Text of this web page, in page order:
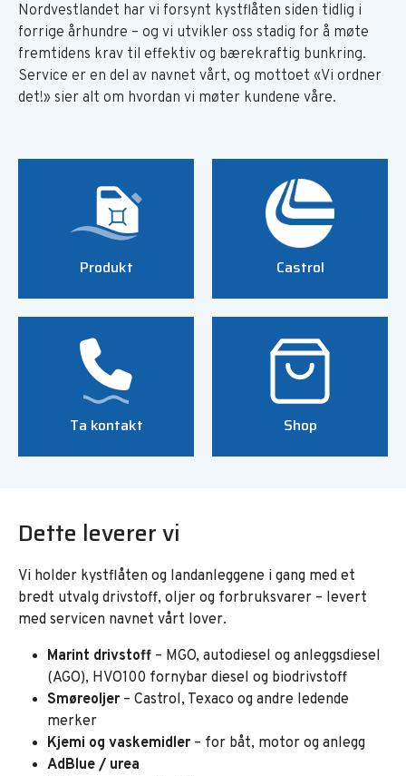
Nordvestlandet har vi forsynt kystflåten siden tidlig i
forrige århundre – og vi utvikler oss stadig for å møte
fremtidens krav til effektiv og bærekraftig bunkring.
Service er en del av navnet vårt, og mottoet «Vi ordner
det!» sier alt om hvordan vi møter kundene våre.
Produkt Castrol
Ta kontakt Shop
Dette leverer vi
Vi holder kystflåten og landanleggene i gang med et
bredt utvalg drivstoff, oljer og forbruksvarer – levert
med servicen navnet vårt lover.
Marint drivstoff – MGO, autodiesel og anleggsdiesel
(AGO), HVO100 fornybar diesel og biodrivstoff
Smøreoljer – Castrol, Texaco og andre ledende
merker
Kjemi og vaskemidler – for båt, motor og anlegg
AdBlue / urea